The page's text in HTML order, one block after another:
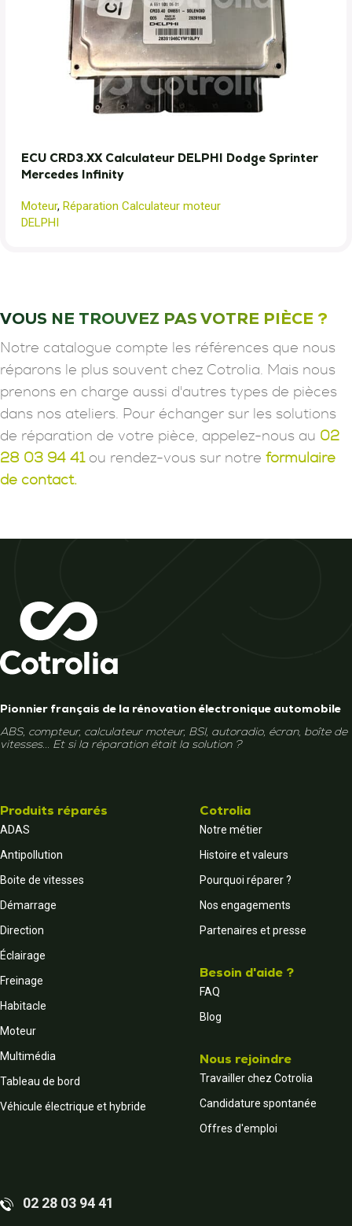
ECU CRD3.XX Calculateur DELPHI Dodge Sprinter
Mercedes Infinity
Moteur, Réparation Calculateur moteur
DELPHI
VOUS NE TROUVEZ PAS VOTRE PIÈCE ?
Notre catalogue compte les références que nous
réparons le plus souvent chez Cotrolia. Mais nous
prenons en charge aussi d'autres types de pièces
dans nos ateliers. Pour échanger sur les solutions
de réparation de votre pièce, appelez-nous au 02
28 03 94 41ou rendez-vous sur notre formulaire
de contact.
Pionnier français de la rénovation électronique automobile
ABS, compteur, calculateur moteur, BSI, autoradio, écran, boîte de
vitesses... Et si la réparation était la solution ?
Produits réparés
ADAS
Antipollution
Boite de vitesses
Démarrage
Direction
Éclairage
Freinage
Habitacle
Moteur
Multimédia
Tableau de bord
Véhicule électrique et hybride
Cotrolia
Notre métier
Histoire et valeurs
Pourquoi réparer ?
Nos engagements
Partenaires et presse
Besoin d'aide ?
FAQ
Blog
Nous rejoindre
Travailler chez Cotrolia
Candidature spontanée
Offres d'emploi
02 28 03 94 41